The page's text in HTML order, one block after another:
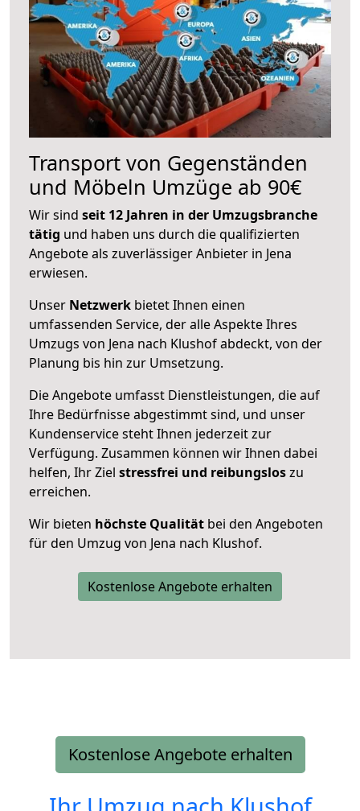
Transport von Gegenständen
und Möbeln Umzüge ab 90€
Wir sind seit 12 Jahren in der Umzugsbranche
tätig und haben uns durch die qualifizierten
Angebote als zuverlässiger Anbieter in Jena
erwiesen.
Unser Netzwerk bietet Ihnen einen
umfassenden Service, der alle Aspekte Ihres
Umzugs von Jena nach Klushof abdeckt, von der
Planung bis hin zur Umsetzung.
Die Angebote umfasst Dienstleistungen, die auf
Ihre Bedürfnisse abgestimmt sind, und unser
Kundenservice steht Ihnen jederzeit zur
Verfügung. Zusammen können wir Ihnen dabei
helfen, Ihr Ziel stressfrei und reibungsloszu
erreichen.
Wir bieten höchste Qualität bei den Angeboten
für den Umzug von Jena nach Klushof.
Kostenlose Angebote erhalten
Kostenlose Angebote erhalten